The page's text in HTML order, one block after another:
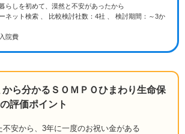
らしを初めて、漠然と不安があったから
ネット検索 、 比較検討社数：4社 、 検討期間：～3か
院費
ら分かるＳＯＭＰＯひまわり生命保
評価ポイント
安から、3年に一度のお祝い金がある